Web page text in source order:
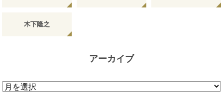
木下隆之
アーカイブ
ア